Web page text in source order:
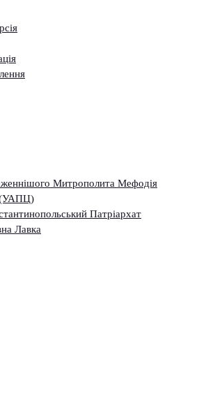
Митрополита Мефодія
(УАПЦ)
Патріархат
Лавка